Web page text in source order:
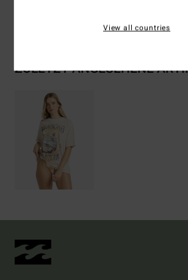
ZULETZT ANGESEHENE
View all countries